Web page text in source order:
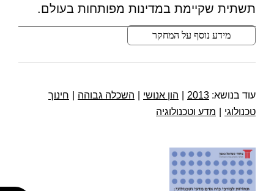
תשתית שקיימת במדינות מפותחות בעולם.
מידע נוסף על המחקר
עוד בנושא: 2013 הון אנושי השכלה גבוהה
חינוך
טכנולוגי
מדע וטכנולוגיה